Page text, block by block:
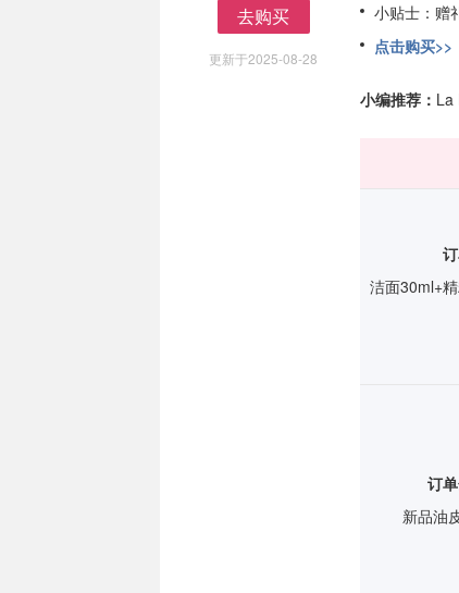
去购买
更新于2025-08-28
小贴士：赠
点击购买>>
小编推荐： La
洁面30ml+
订
新品油